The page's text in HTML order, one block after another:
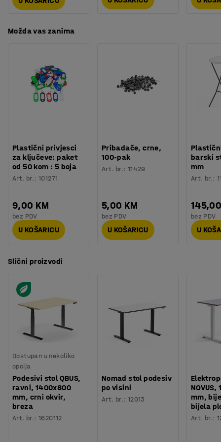
između nekoliko različitih boja ploče stola kako bi je
skriva kablove se može naručiti posebno.
Komadi namještaja iz asortimana QBUS su dizajnirani
tako da se međusobno mogu slagati, a modularni sustav
olakšava dodavanje više prostora za spremanje prema
vašim potrebama. Za učinkovit radni dan!
Montaža: Dolazi nesastavljeno
Kvaliteta - Eko oznaka
Možda vas zanima
Plastični privjesci
za ključeve: paket
od 50 kom : 5 boja
Art. br.:101271
9,00 KM
bez PDV
U KOŠARICU
Pribadače, crne,
100-pak
Art. br.: 11429
5,00 KM
bez PDV
U KOŠARICU
barski
mm
Art. br.:
bez PDV
U
Slični proizvodi
Dostupan u nekoliko
opcija
Podesivi stol QBUS,
ravni, 1400x800
mm, crni okvir,
breza
Art. br.:1620112
Nomad stol podesiv
po visini
Art. br.: 12013
mm,
bijela
Art. br.: